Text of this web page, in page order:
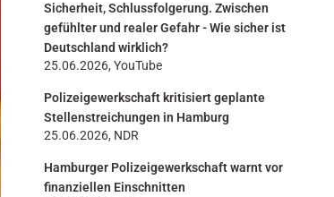
Sicherheit, Schlussfolgerung. Zwischen
gefühlter und realer Gefahr - Wie sicher ist
Deutschland wirklich?
25.06.2026, YouTube
Polizeigewerkschaft kritisiert geplante
Stellenstreichungen in Hamburg
25.06.2026, NDR
Hamburger Polizeigewerkschaft warnt vor
finanziellen Einschnitten